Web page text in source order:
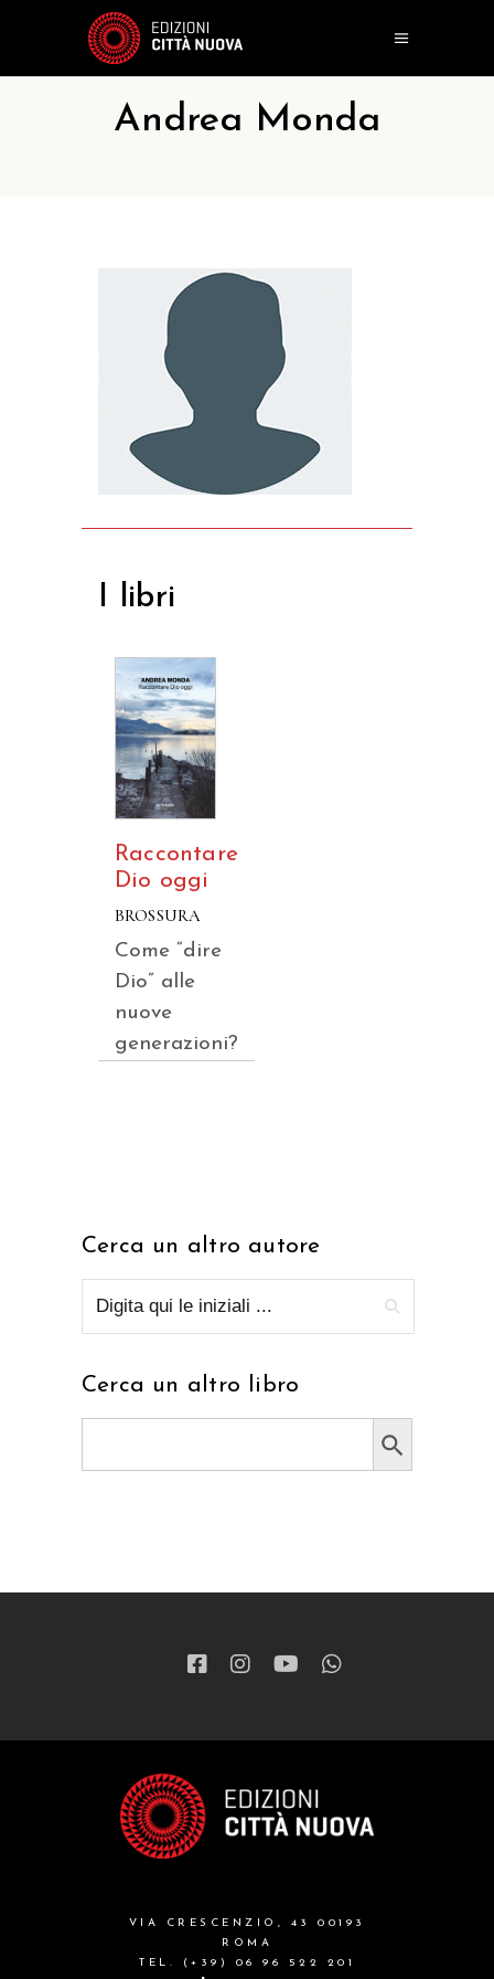
Andrea Monda
I libri
Raccontare
Dio oggi
BROSSURA
Come “dire
Dio” alle
nuove
generazioni?
Cerca un altro autore
Cerca un altro libro
Search Button
VIA CRESCENZIO, 43 00193
ROMA
TEL. (+39) 06 96 522 201